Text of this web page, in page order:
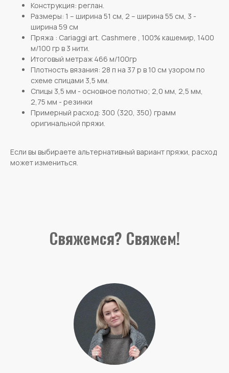
Конструкция: реглан.
Размеры: 1 – ширина 51 см, 2 – ширина 55 см, 3 -
ширина 59 см
Пряжа : Cariaggi art. Cashmere , 100% кашемир, 1400
м/100 гр в 3 нити.
Итоговый метраж 466 м/100гр
Плотность вязания: 28 п на 37 р в 10 см узором по
схеме спицами 3,5 мм.
Спицы 3,5 мм - основное полотно; 2,0 мм, 2,5 мм,
2,75 мм - резинки
Примерный расход: 300 (320, 350) грамм
оригинальной пряжи.
Если вы выбираете альтернативный вариант пряжи, расход
может измениться.
Свяжемся? Свяжем!